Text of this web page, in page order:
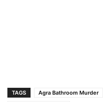
TAGS Agra Bathroom Murder